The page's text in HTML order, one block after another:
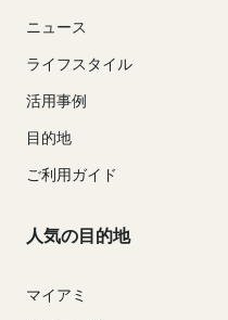
ニュース
ライフスタイル
活用事例
目的地
ご利用ガイド
人気の目的地
マイアミ